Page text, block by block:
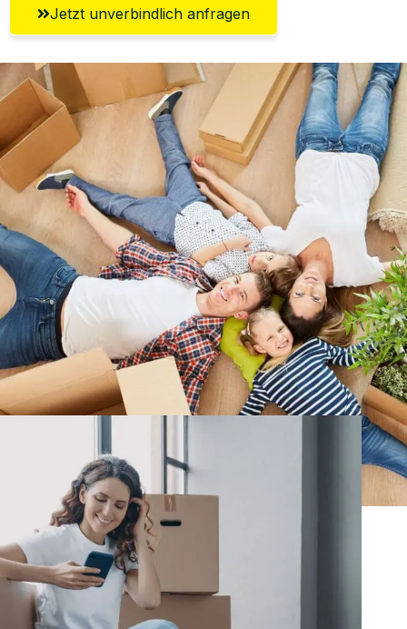
Jetzt unverbindlich anfragen